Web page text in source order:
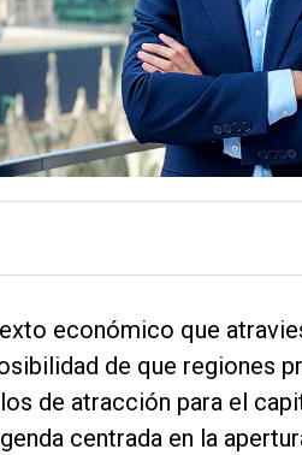
económico que
de que regiones
de atracción para el
centrada en la